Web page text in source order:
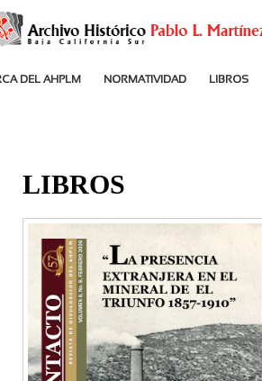
DEL AHPLM NORMATIVIDAD LIBROS
LIBROS